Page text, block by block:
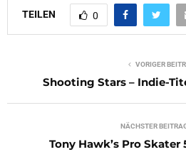
TEILEN 0
VORIGER
Shooting Stars – Indie-
NÄCHSTER
Tony Hawk’s Pro Skater